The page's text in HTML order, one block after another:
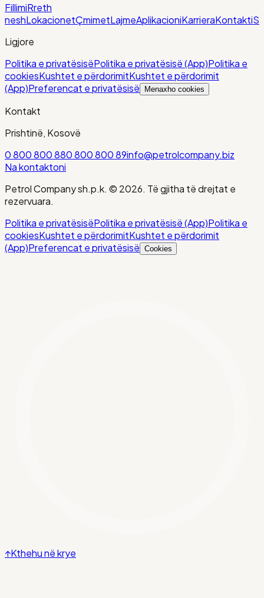
FillimiRreth
neshLokacionetÇmimetLajmeAplikacioniKarrieraKontakti
Ligjore
Politika e privatësisëPolitika e privatësisë (App)Politika e
cookiesKushtet e përdorimitKushtet e përdorimit
(App)Preferencat e privatësisë Menaxho cookies
Kontakt
Prishtinë, Kosovë
0 800 800 880 800 800 89info@petrolcompany.biz
Na kontaktoni
Petrol Company sh.p.k. © 2026. Të gjitha të drejtat e
rezervuara.
Politika e privatësisëPolitika e privatësisë (App)Politika e
cookiesKushtet e përdorimitKushtet e përdorimit
(App)Preferencat e privatësisë Cookies
↑Kthehu në krye